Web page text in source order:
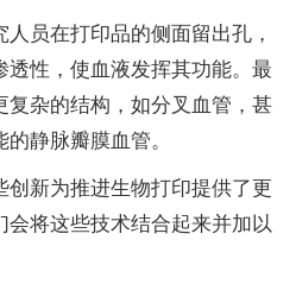
员在打印品的侧面留出孔，
透性，使血液发挥其功能。最
复杂的结构，如分叉血管，甚
静脉瓣膜血管。
创新为推进生物打印提供了更
会将这些技术结合起来并加以